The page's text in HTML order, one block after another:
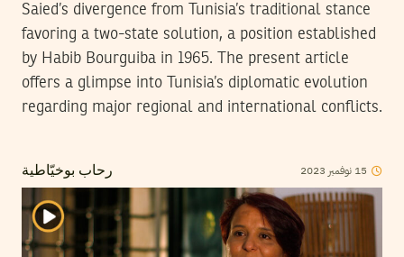
Saied’s divergence from Tunisia’s traditional stance
favoring a two-state solution, a position established
by Habib Bourguiba in 1965. The present article
offers a glimpse into Tunisia’s diplomatic evolution
regarding major regional and international conflicts.
رحاب بوخيّاطية 15 نوفمبر 2023